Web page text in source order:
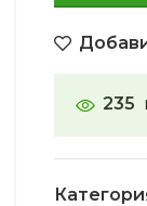
235